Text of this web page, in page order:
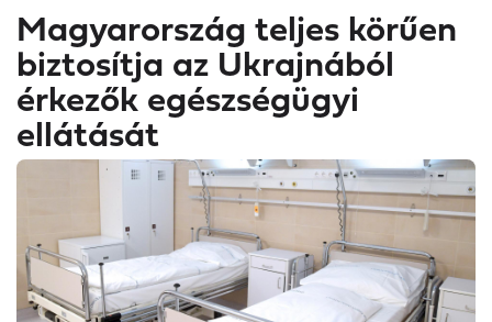
Magyarország teljes körűen
biztosítja az Ukrajnából
érkezők egészségügyi
ellátását